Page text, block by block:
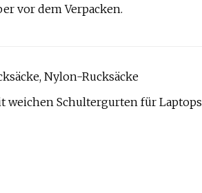
vor dem Verpacken.
Nylon-Rucksäcke
weichen Schultergurten für Laptops